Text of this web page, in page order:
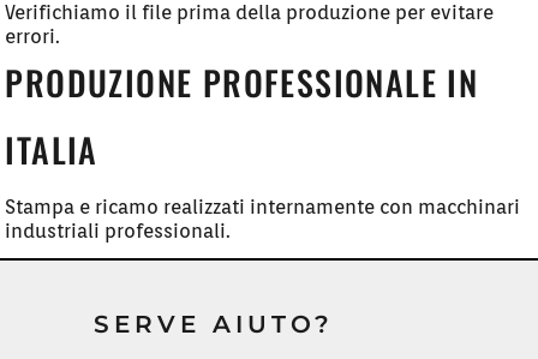
Verifichiamo il file prima della produzione per evitare
errori.
PRODUZIONE PROFESSIONALE IN
ITALIA
Stampa e ricamo realizzati internamente con macchinari
industriali professionali.
SERVE AIUTO?